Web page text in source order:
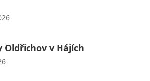
Oldřichov v Hájích